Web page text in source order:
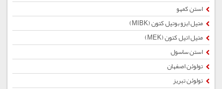
استن کمهو
متیل ایزو بوتیل کتون (MIBK)
متیل اتیل کتون (MEK)
استن ساسول
تولوئن اصفهان
تولوئن تبریز